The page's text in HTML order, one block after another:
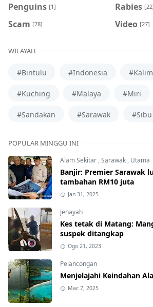
Penguins [1] Rabies
Scam [78] Video [27]
WILAYAH
#Bintulu #Indonesia
#Kuching #Malaya #Miri
#Sandakan #Sarawak #Sibu
POPULAR MINGGU INI
Alam Sekitar,Sarawak, Utama
Banjir: Premier Sarawak
tambahan RM10 juta
Jan 31, 2025
Jenayah
Kes tetak di Matang:
suspek ditangkap
Ogo 21, 2023
Pelancongan
Menjelajahi Keindahan
Mac 7, 2025